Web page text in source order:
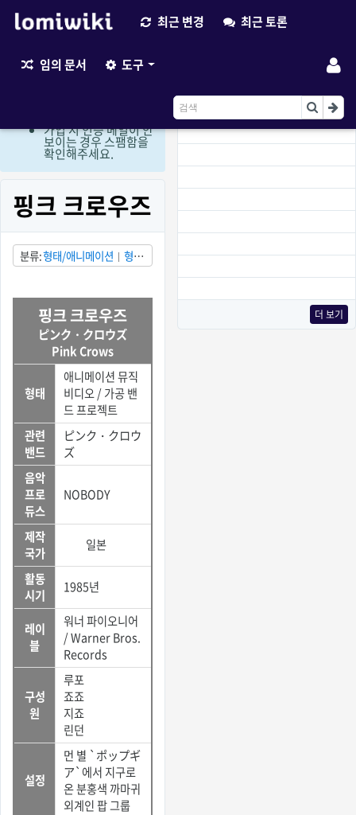
최근 변경 최근 토론
임의 문서 도구
더 보기
현재 로그인 회원만 편
집이 가능한 상태입니
가입 시 인증 메일이 안
보이는 경우 스팸함을
확인해주세요.
핑크 크로우즈
분류 형태/애니메이션
형
태/음악
상태/소실됨
국
핑크 크로우즈
ピンク・クロウズ
Pink Crows
형태
애니메이션 뮤직
비디오 / 가공 밴
드 프로젝트
관련
밴드
ピンク・クロウ
ズ
음악
프로
듀스
NOBODY
제작
국가
일본
활동
시기
1985년
레이
블
워너 파이오니어
/ Warner Bros.
Records
구성
원
루포
죠죠
지죠
린던
설정
먼 별 `ポップギ
ア`에서 지구로
온 분홍색 까마귀
외계인 팝 그룹